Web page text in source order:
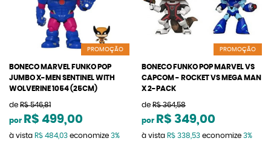
PROMOÇÃO
BONECO MARVEL FUNKO POP
JUMBO X-MEN SENTINEL WITH
WOLVERINE 1054 (25CM)
de R$ 546,81
por R$ 499,00
à vista R$ 484,03 economize 3%
PROMOÇÃO
BONECO FUNKO POP MARVEL VS
CAPCOM - ROCKET VS MEGA MAN
X 2-PACK
de R$ 364,58
por R$ 349,00
à vista R$ 338,53 economize 3%